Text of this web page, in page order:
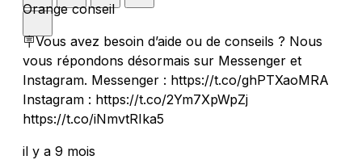
Orange conseil
🪧Vous avez besoin d’aide ou de conseils ? Nous
vous répondons désormais sur Messenger et
Instagram. Messenger : https://t.co/ghPTXaoMRA
Instagram : https://t.co/2Ym7XpWpZj
https://t.co/iNmvtRIka5
il y a 9 mois